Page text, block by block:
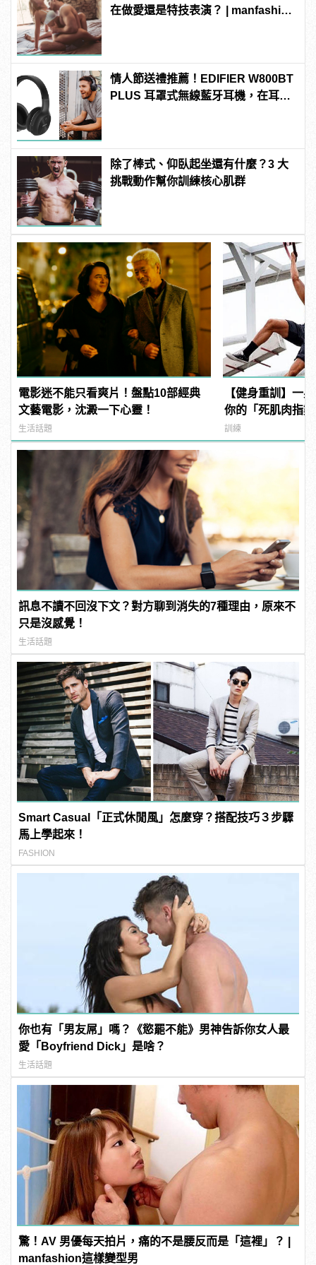
在做愛還是特技表演？ | manfashion
情人節送禮推薦！EDIFIER W800BT
PLUS 耳罩式無線藍牙耳機，在耳邊
除了棒式、仰臥起坐還有什麼？3 大
挑戰動作幫你訓練核心肌群
電影迷不能只看爽片！盤點10部經典
文藝電影，沈澱一下心靈！
生活話題
【健身重訓】一
你的「死肌肉指
訓練
訊息不讀不回沒下文？對方聊到消失的7種理由，原來不
只是沒感覺！
生活話題
Smart Casual「正式休閒風」怎麼穿？搭配技巧３步驟
馬上學起來！
FASHION
你也有「男友屌」嗎？《慾罷不能》男神告訴你女人最
愛「Boyfriend Dick」是啥？
生活話題
驚！AV 男優每天拍片，痛的不是腰反而是「這裡」？ |
manfashion這樣變型男